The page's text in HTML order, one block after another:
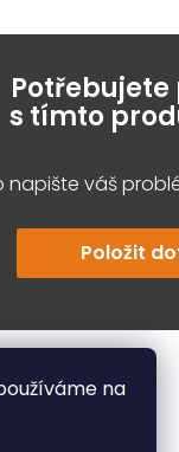
na
s tímto
napište váš
Položit